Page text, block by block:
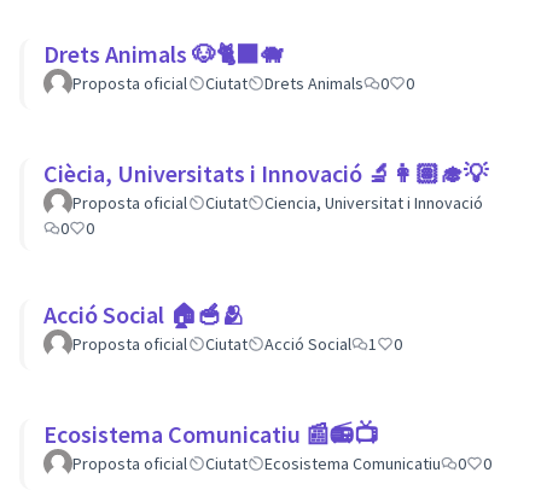
Drets Animals 🐶🐈‍⬛️🐗
Proposta oficial Ciutat Drets Animals 0 0
Ciècia, Universitats i Innovació 🔬👩🏽‍🎓💡
Proposta oficial Ciutat
Ciencia, Universitat i Innovació
0
0
Acció Social 🏠🥣🫂
Proposta oficial Ciutat Acció Social 1 0
Ecosistema Comunicatiu 📰📻📺
Proposta oficial Ciutat Ecosistema Comunicatiu 0 0